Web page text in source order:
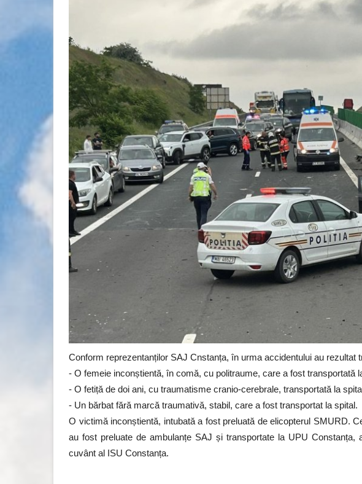
Conform reprezentanților SAJ Cnstanța, în urma accidentului au rezultat
- O femeie inconștientă, în comă, cu politraume, care a fost transportată
- O fetiță de doi ani, cu traumatisme cranio-cerebrale, transportată la
- Un bărbat fără marcă traumativă, stabil, care a fost transportat la spital.
O victimă inconștientă, intubată a fost preluată de elicopterul SMURD.
au fost preluate de ambulanțe SAJ și transportate la UPU Constanța,
cuvânt al ISU Constanța.
Life & Style
Actorul Ion Dichiseanu a fost externat
din spital
Lăcrămioara Neațu Ianuarie 4, 2021 1307
Actorul Ion Dichiseanu a fost externat din spital luni după-
amiază. Acesta a trecut...
Educație
aceleași